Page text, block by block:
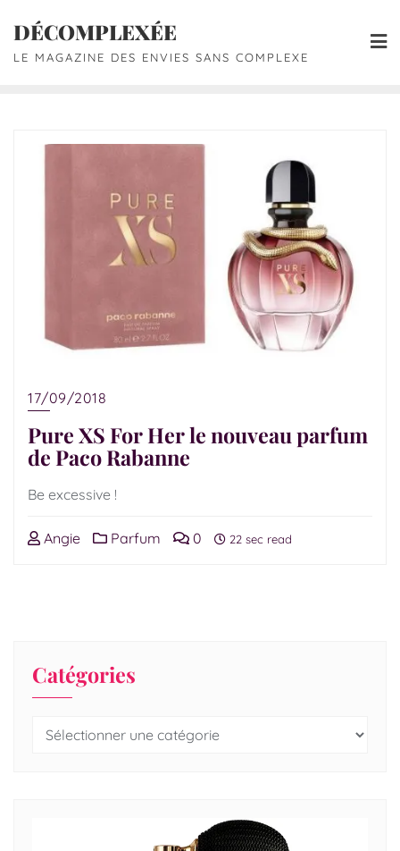
DÉCOMPLEXÉE
LE MAGAZINE DES ENVIES SANS COMPLEXE
17/09/2018
Pure XS For Her le nouveau parfum
de Paco Rabanne
Be excessive !
Angie Parfum 0 22 sec read
Catégories